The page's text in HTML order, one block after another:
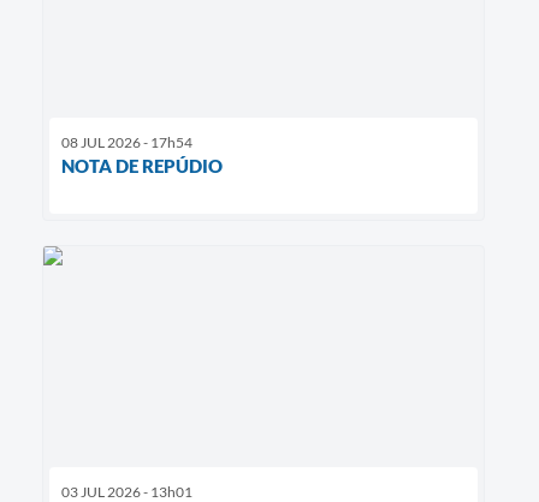
08 JUL 2026 - 17h54
NOTA DE REPÚDIO
03 JUL 2026 - 13h01